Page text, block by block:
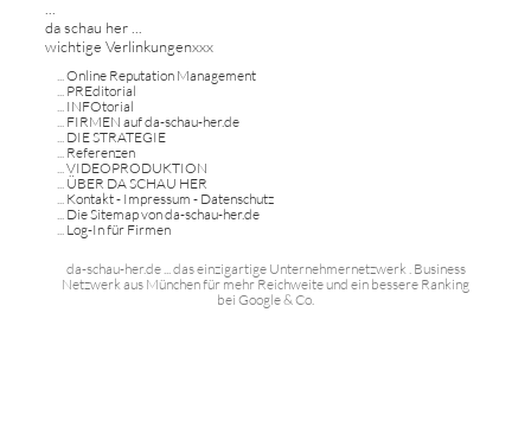
da schau her ...
wichtige Verlinkungenxxx
Online Reputation Management
PREditorial
INFOtorial
FIRMEN auf da-schau-her.de
DIE STRATEGIE
Referenzen
VIDEOPRODUKTION
ÜBER DA SCHAU HER
Kontakt - Impressum - Datenschutz
Die Sitemap von da-schau-her.de
Log-In für Firmen
da-schau-her.de ... das einzigartige Unternehmernetzwerk . Business
Netzwerk aus München für mehr Reichweite und ein bessere Ranking
bei Google & Co.